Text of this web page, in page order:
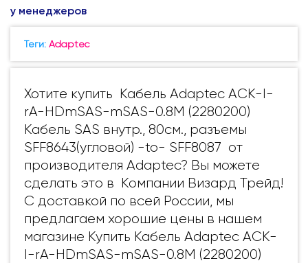
у менеджеров
Теги: Adaptec
Хотите купить Кабель Adaptec ACK-I-
rA-HDmSAS-mSAS-0.8M (2280200)
Кабель SAS внутр., 80см., разъемы
SFF8643(угловой) -to- SFF8087 от
производителя Adaptec? Вы можете
сделать это в Компании Визард Трейд!
С доставкой по всей России, мы
предлагаем хорошие цены в нашем
магазине Купить Кабель Adaptec ACK-
I-rA-HDmSAS-mSAS-0.8M (2280200)